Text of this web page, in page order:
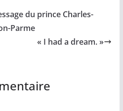
du prince Charles-
Parme
« I had a dream. »